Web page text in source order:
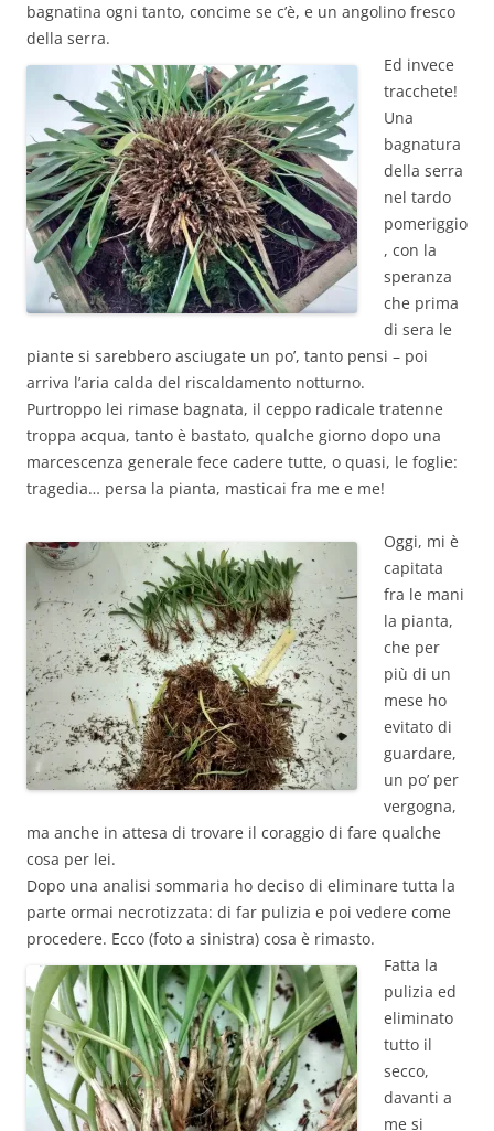
bagnatina ogni tanto, concime se c’è, e un angolino fresco
della serra.
Ed invece
tracchete!
Una
bagnatura
della serra
nel tardo
pomeriggio
, con la
speranza
che prima
di sera le
piante si sarebbero asciugate un po’, tanto pensi – poi
arriva l’aria calda del riscaldamento notturno.
Purtroppo lei rimase bagnata, il ceppo radicale tratenne
troppa acqua, tanto è bastato, qualche giorno dopo una
marcescenza generale fece cadere tutte, o quasi, le foglie:
tragedia… persa la pianta, masticai fra me e me!
Oggi, mi è
capitata
fra le mani
la pianta,
che per
più di un
mese ho
evitato di
guardare,
un po’ per
vergogna,
ma anche in attesa di trovare il coraggio di fare qualche
cosa per lei.
Dopo una analisi sommaria ho deciso di eliminare tutta la
parte ormai necrotizzata: di far pulizia e poi vedere come
procedere. Ecco (foto a sinistra) cosa è rimasto.
Fatta la
pulizia ed
eliminato
tutto il
secco,
davanti a
me si